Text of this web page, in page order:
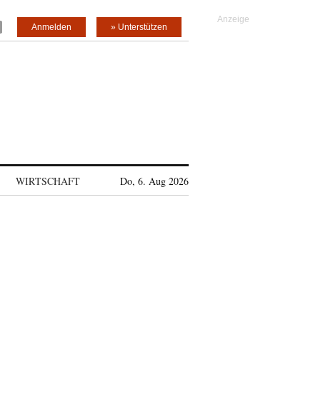
» Unterstützen
Anmelden
WIRTSCHAFT Do, 6. Aug 2026